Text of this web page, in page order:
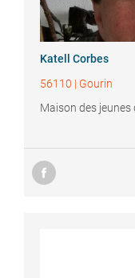
Katell Corbes
56110 | Gourin
Maison des jeunes